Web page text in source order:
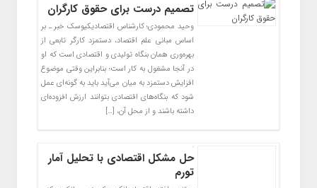
تصمیم درست‌ برای حقوق کارگران
وحید محمودی؛ کارشناس اقتصادیکیوسک خبر ـ بر
اساس مبانی علم اقتصاد، دستمزد کارگر تابعی از
بهره‌وری همان بنگاه تولیدی و اقتصادی است که او
در آنجا مشغول به کار است؛ بنابراین وقتی موضوع
افزایش دستمزد به میان می‌آید باید به گونه‌ای عمل
شود که بنگاه‌های اقتصادی بتوانند ارزش افزوده‌ای
داشته باشند و از محل آن، […]
حل مشکل اقتصادی با تحلیل آمار
تورم